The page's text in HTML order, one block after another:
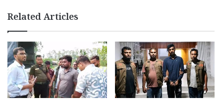
Related Articles